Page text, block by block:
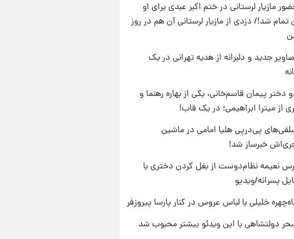
مازیار لرستانی در ختم اکبر عبدی برای او
تمام شد!/ دزدی از مازیار لرستانی آن هم در روز
جدید و دلبرانه از هدیه تهرانی در یک
دختر پیمان قاسم‌خانی، یکی از بهاره رهنما و
از میترا ابراهیمی؛ در یک قاب!
پی‌درپی هلیا امامی در ماشین
خبرساز شد!
نعیمه نظام‌دوست از بغل کردن دختری با
پسرانه/ویدیو
خلیلی با لباس عروس در کنار پارسا پیروزفر
دولتشاهی با این ویدئو بیشتر محبوب شد